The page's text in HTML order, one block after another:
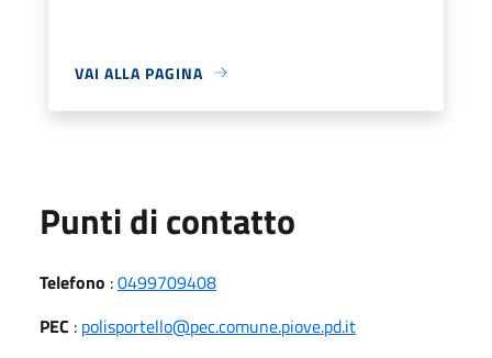
VAI ALLA PAGINA
Punti di contatto
Telefono :0499709408
PEC : polisportello@pec.comune.piove.pd.it